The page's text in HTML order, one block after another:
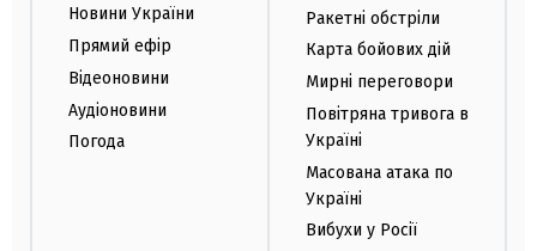
Новини України
Прямий ефір
Відеоновини
Аудіоновини
Погода
Ракетні обстріли
Карта бойових дій
Мирні переговори
Повітряна тривога в
Україні
Масована атака по
Україні
Вибухи у Росії